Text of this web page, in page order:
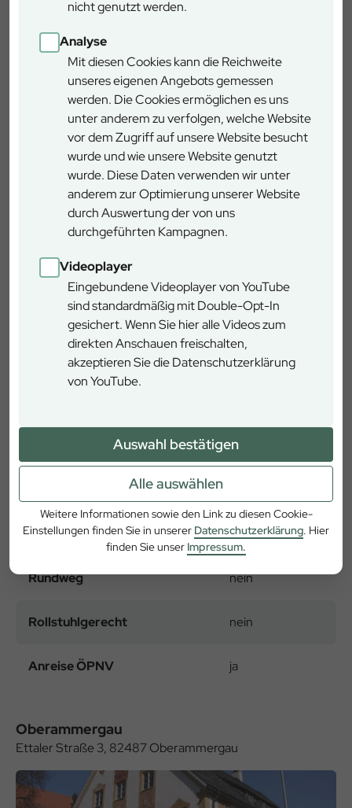
nicht genutzt werden.
Analyse
Mit diesen Cookies kann die Reichweite
unseres eigenen Angebots gemessen
werden. Die Cookies ermöglichen es uns
unter anderem zu verfolgen, welche Website
vor dem Zugriff auf unsere Website besucht
wurde und wie unsere Website genutzt
wurde. Diese Daten verwenden wir unter
anderem zur Optimierung unserer Website
durch Auswertung der von uns
durchgeführten Kampagnen.
Videoplayer
Eingebundene Videoplayer von YouTube
sind standardmäßig mit Double-Opt-In
gesichert. Wenn Sie hier alle Videos zum
direkten Anschauen freischalten,
akzeptieren Sie die Datenschutzerklärung
von YouTube.
Auswahl bestätigen
Alle auswählen
Weitere Informationen sowie den Link zu diesen Cookie-
Einstellungen finden Sie in unserer Datenschutzerklärung. Hier
finden Sie unser Impressum.
die B 23 Richtung Reutte. Etwa 500 m nach dem
Marienplatz biegen Sie in die Von-Müller-Alleestraße und
nach weiteren rund 150 m links in die Maximilianstraße ein.
Nach 1,4 km biegen Sie rechts ab in die Straße „Zur
Maximilianshöhe“. Nach knapp 1,0 km, kurz vor der
Siedlung Maximilianshöhe können Sie auf dem
Wanderparkplatz auf der rechten Seite parken.
Mit dem Bus:
Fahren Sie mit dem der Linie 1 oder 2 des Ortsbusses von
Garmisch-Partenkirchen (ab Bahnhof) zur Haltestelle
"Äußere Maximilianstraße". Von dort sind es noch 20
Minuten zu Fuß bis zur Fütterung.
Wegbeschreibung
Vom Parkplatz aus folgen Sie bitte der Beschilderung.
Details
2 Stunden
Schwierigkeitsgrad gering
Rundweg nein
Rollstuhlgerecht nein
Anreise ÖPNV ja
Oberammergau
Ettaler Straße 3, 82487 Oberammergau